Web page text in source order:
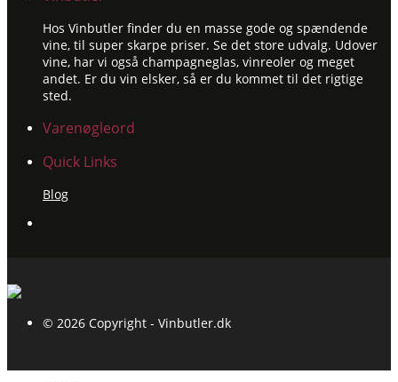
Hos Vinbutler finder du en masse gode og spændende
vine, til super skarpe priser. Se det store udvalg. Udover
vine, har vi også champagneglas, vinreoler og meget
andet. Er du vin elsker, så er du kommet til det rigtige
sted.
Varenøgleord
Quick Links
Blog
© 2026 Copyright - Vinbutler.dk